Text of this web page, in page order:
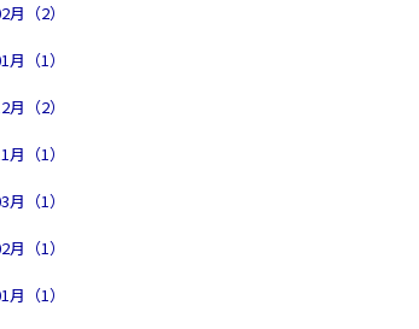
月（2）
月（1）
月（2）
月（1）
月（1）
月（1）
月（1）